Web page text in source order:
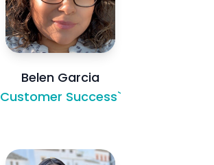
Belen Garcia
Customer Success`